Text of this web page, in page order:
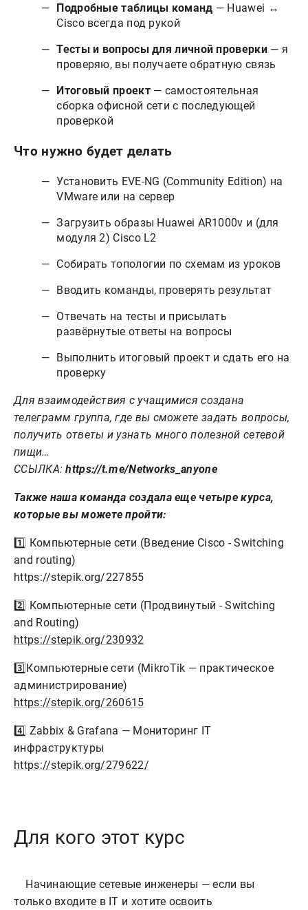
Подробные таблицы команд — Huawei ↔
Cisco всегда под рукой
Тесты и вопросы для личной проверки— я
проверяю, вы получаете обратную связь
Итоговый проект— самостоятельная
сборка офисной сети с последующей
проверкой
Что нужно будет делать
Установить EVE-NG (Community Edition) на
VMware или на сервер
Загрузить образы Huawei AR1000v и (для
модуля 2) Cisco L2
Собирать топологии по схемам из уроков
Вводить команды, проверять результат
Отвечать на тесты и присылать
развёрнутые ответы на вопросы
Выполнить итоговый проект и сдать его на
проверку
Для взаимодействия с учащимися создана
телеграмм группа, где вы сможете задать вопросы,
получить ответы и узнать много полезной сетевой
пищи…
ССЫЛКА:https://t.me/Networks_anyone
Также наша команда создала еще четыре курса,
которые вы можете пройти:
1️⃣ Компьютерные сети (Введение Cisco - Switching
and routing)
https://stepik.org/227855
2️⃣ Компьютерные сети (Продвинутый - Switching
and Routing)
https://stepik.org/230932
3️⃣Компьютерные сети (MikroTik — практическое
администрирование)
https://stepik.org/260615
4️⃣ Zabbix & Grafana — Мониторинг IT
инфраструктуры
https://stepik.org/279622/
Для кого этот курс
только входите в IT и хотите освоить